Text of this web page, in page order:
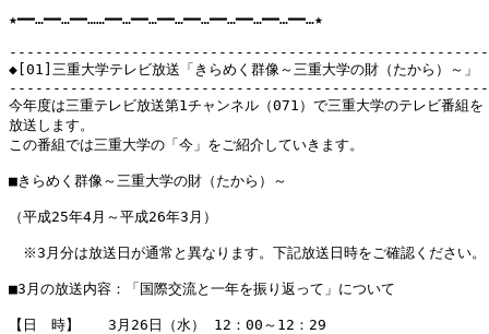
★━━…━━…━━……━━…━━…━━…━━…━━…━━…━━…━━…★
◆[01]三重大学テレビ放送「きらめく群像～三重大学の財（たから）～」
今年度は三重テレビ放送第1チャンネル（071）で三重大学のテレビ番組を
放送します。
この番組では三重大学の「今」をご紹介していきます。
■きらめく群像～三重大学の財（たから）～
（平成25年4月～平成26年3月）
※3月分は放送日が通常と異なります。下記放送日時をご確認ください。
■3月の放送内容：「国際交流と一年を振り返って」について
【日　時】　　3月26日（水） 12：00～12：29